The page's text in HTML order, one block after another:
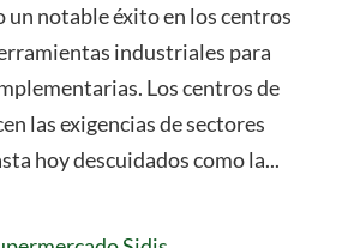
un notable éxito en los centros
industriales para
Los centros de
las exigencias de sectores
hoy descuidados como la...